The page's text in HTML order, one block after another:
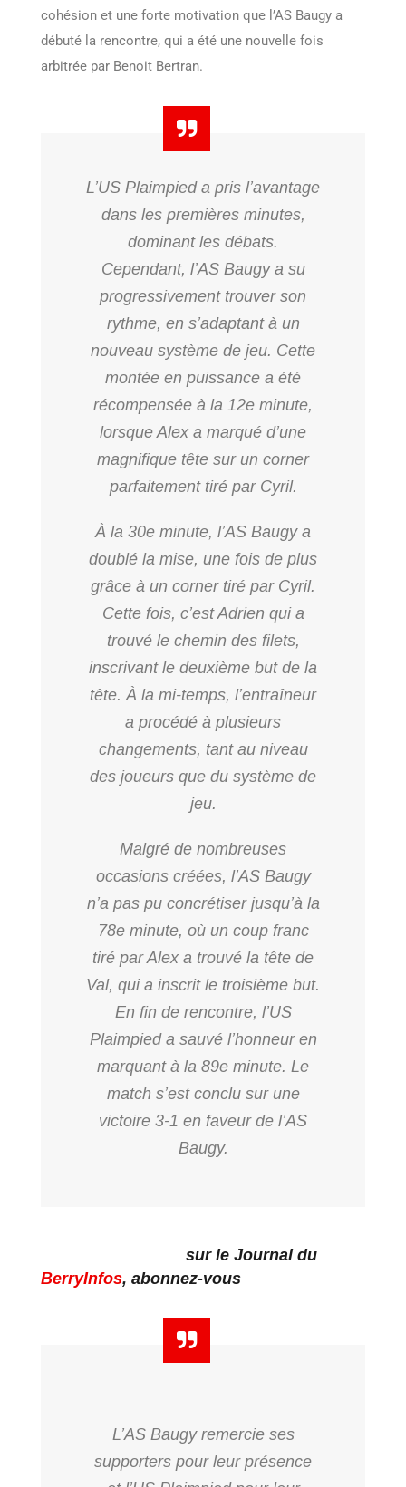
cohésion et une forte motivation que l’AS Baugy a
débuté la rencontre, qui a été une nouvelle fois
arbitrée par Benoit Bertran.
L’US Plaimpied a pris l’avantage
dans les premières minutes,
dominant les débats.
Cependant, l’AS Baugy a su
progressivement trouver son
rythme, en s’adaptant à un
nouveau système de jeu. Cette
montée en puissance a été
récompensée à la 12e minute,
lorsque Alex a marqué d’une
magnifique tête sur un corner
parfaitement tiré par Cyril.
À la 30e minute, l’AS Baugy a
doublé la mise, une fois de plus
grâce à un corner tiré par Cyril.
Cette fois, c’est Adrien qui a
trouvé le chemin des filets,
inscrivant le deuxième but de la
tête. À la mi-temps, l’entraîneur
a procédé à plusieurs
changements, tant au niveau
des joueurs que du système de
jeu.
Malgré de nombreuses
occasions créées, l’AS Baugy
n’a pas pu concrétiser jusqu’à la
78e minute, où un coup franc
tiré par Alex a trouvé la tête de
Val, qui a inscrit le troisième but.
En fin de rencontre, l’US
Plaimpied a sauvé l’honneur en
marquant à la 89e minute. Le
match s’est conclu sur une
victoire 3-1 en faveur de l’AS
Baugy.
sur le Journal du
BerryInfos, abonnez-vous
L’AS Baugy remercie ses
supporters pour leur présence